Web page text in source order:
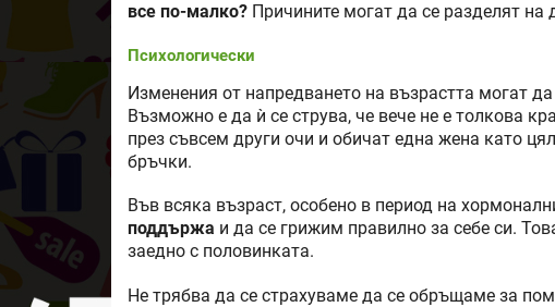
все по-малко? Причините могат да се разделят на
Психологически
Изменения от напредването на възрастта могат
Възможно е да ѝ се струва, че вече не е толкова
през съвсем други очи и обичат една жена като
бръчки.
Във всяка възраст, особено в период на
поддържа и да се грижим правилно за себе си.
заедно с половинката.
Не трябва да се страхуваме да се обръщаме за